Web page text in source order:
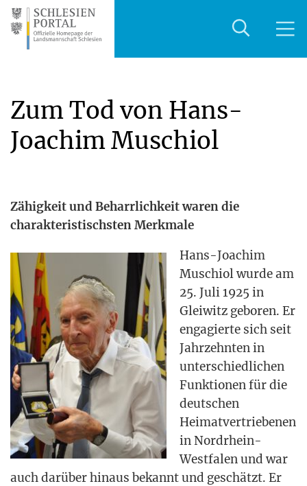
Zum Tod von Hans-
Joachim Muschiol
Zähig­keit und Beharr­lich­keit waren die
cha­rak­te­ris­tischs­ten Merkmale
Hans-Joa­chim
Muschi­ol wur­de am
25. Juli 1925 in
Glei­witz gebo­ren. Er
enga­gier­te sich seit
Jahr­zehn­ten in
unter­schied­li­chen
Funk­tio­nen für die
deut­schen
Hei­mat­ver­trie­be­nen
in Nord­rhein-
West­fa­len und war
auch dar­über hin­aus bekannt und geschätzt. Er